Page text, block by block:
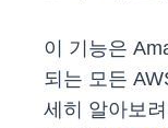
이 기능은
되는 모든
세히 알아보